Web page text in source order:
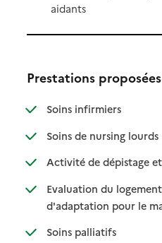
aidants
Prestations proposées
Soins infirmiers: disponible
: non
Soins de nursing lourds
:
: non
Activité de dépistage
Evaluation du
d'adaptation pour le
Soins palliatifs: disponible
: non